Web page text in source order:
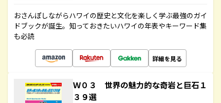
おさんぽしながらハワイの歴史と文化を楽しく学ぶ最強のガイ
ドブックが誕生。知っておきたいハワイの年表やキーワード集
も必読
詳細を見る
Ｗ０３ 世界の魅力的な奇岩と巨石１
３９選